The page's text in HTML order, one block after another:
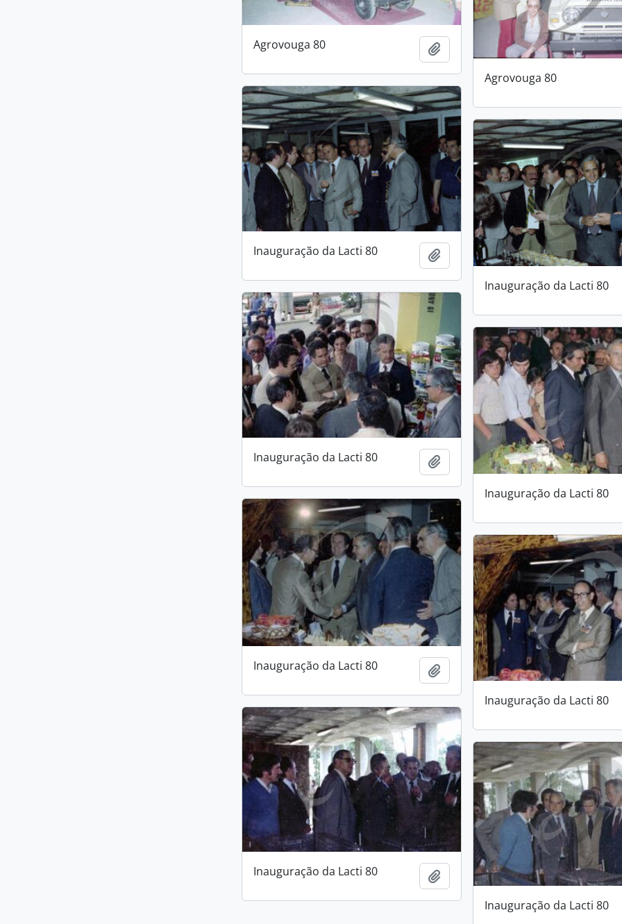
Agrovouga 80
Add to clipboard
Agrovouga 80
Inauguração da Lacti 80
Add to clipboard
Inauguração da Lacti 80
Inauguração da Lacti 80
Add to clipboard
Inauguração da Lacti 80
Inauguração da Lacti 80
Add to clipboard
Inauguração da Lacti 80
Inauguração da Lacti 80
Add to clipboard
Inauguração da Lacti 80